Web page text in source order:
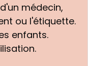
médecin,
ou l'étiquette.
enfants.